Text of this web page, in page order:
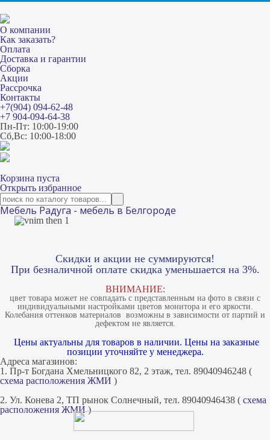
О компании
Как заказать?
Оплата
Доставка и гарантии
Сборка
Акции
Рассрочка
Контакты
+7(904) 094-62-48
+7 904-094-64-38
Пн-Пт: 10:00-19:00
Сб,Вс: 10:00-18:00
Корзина пуста
Открыть избранное
Мебель Радуга - мебель в Белгороде
Скидки и акции не суммируются!
При безналичной оплате скидка уменьшается на 3%.
ВНИМАНИЕ:
цвет товара может не совпадать с представленным на фото в связи с
индивидуальными настройками цветов монитора и его яркости.
Колебания оттенков материалов​ ​ возможны в зависимости от партий и
дефектом не является.
Цены актуальны для товаров в наличии. Цены на заказные
позиции уточняйте у менеджера.
Адреса магазинов:
1. Пр-т Богдана Хмельницкого 82, 2 этаж, тел. 89040946248 (
схема расположения ЖМИ )
2. Ул. Конева 2, ТП рынок Солнечный, тел. 89040946438 ( схема
расположения ЖМИ)